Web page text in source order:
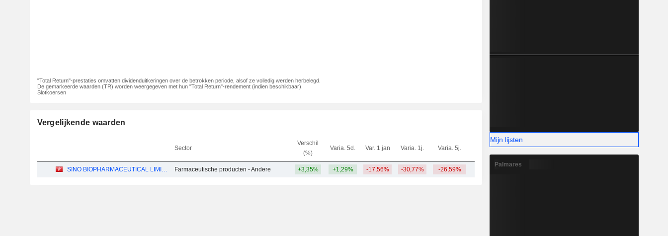
"Total Return"-prestaties omvatten dividenduitkeringen over de betrokken periode, alsof ze volledig werden herbelegd.
De gemarkeerde waarden (TR) worden weergegeven met hun "Total Return"-rendement (indien beschikbaar).
Slotkoersen
Vergelijkende waarden
Sector
Verschil
(%)
Varia. 5d. Var. 1 jan Varia. 1j. Varia. 5j. Kap. KT MT LT
SINO BIOPHARMACEUTICAL LIMITED Farmaceutische producten - Andere +3,35% +1,29% -17,56% -30,77% -26,59%
Mijn lijsten
Palmares